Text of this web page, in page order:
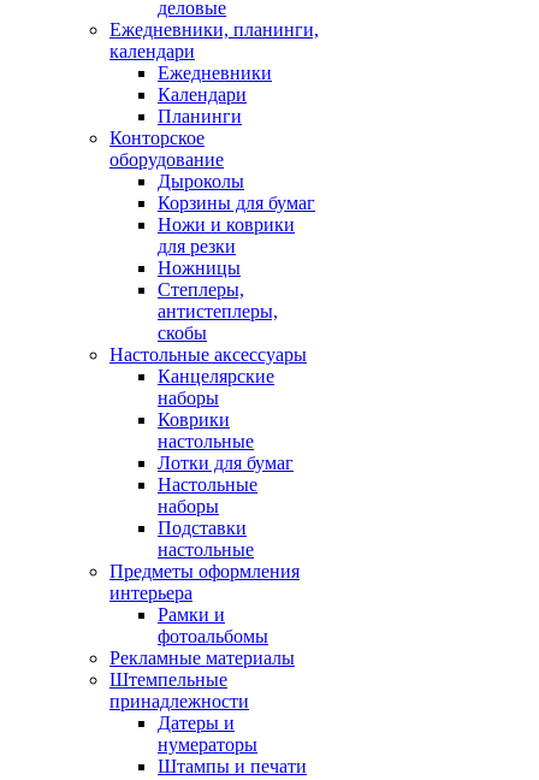
деловые
Ежедневники, планинги,
календари
Ежедневники
Календари
Планинги
Конторское
оборудование
Дыроколы
Корзины для бумаг
Ножи и коврики
для резки
Ножницы
Степлеры,
антистеплеры,
скобы
Настольные аксессуары
Канцелярские
наборы
Коврики
настольные
Лотки для бумаг
Настольные
наборы
Подставки
настольные
Предметы оформления
интерьера
Рамки и
фотоальбомы
Рекламные материалы
Штемпельные
принадлежности
Датеры и
нумераторы
Штампы и печати